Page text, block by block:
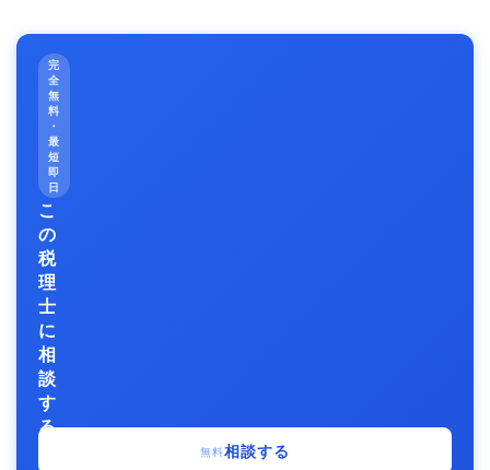
完
全
無
料
・
最
短
即
日
こ
の
税
理
士
に
相
談
す
る
無料相談する